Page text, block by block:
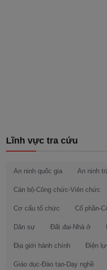
Lĩnh vực tra cứu
An ninh quốc gia An ninh
Cán bộ-Công chức-Viên chức
Cơ cấu tổ chức Cổ phần-
Dân sự Đất đai-Nhà ở
Địa giới hành chính Điện
Giáo dục-Đào tạo-Dạy nghề